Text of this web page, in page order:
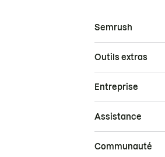
Semrush
Outils extras
Entreprise
Assistance
Communauté